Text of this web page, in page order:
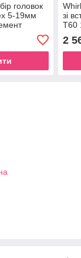
головок
5-19мм
зі
Т60
2